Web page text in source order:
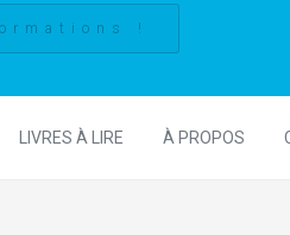
!
LIVRES À LIRE À PROPOS